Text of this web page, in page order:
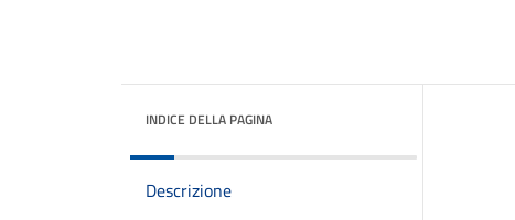
INDICE DELLA PAGINA
Descrizione